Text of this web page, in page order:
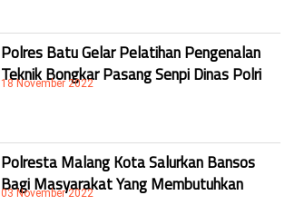
Polres Batu Gelar Pelatihan Pengenalan
Teknik Bongkar Pasang Senpi Dinas Polri
18 November 2022
Polresta Malang Kota Salurkan Bansos
Bagi Masyarakat Yang Membutuhkan
03 November 2022